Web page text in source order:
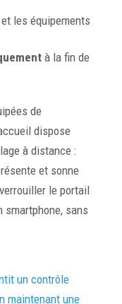
et les équipements
à la fin de
de
dispose
à distance :
et sonne
le portail
smartphone, sans
un contrôle
maintenant une